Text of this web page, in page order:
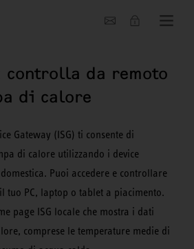
controlla da remoto
di calore
Gateway (ISG) ti consente di
di calore utilizzando i device
Puoi accedere e controllare
tuo PC, laptop o tablet a piacimento.
page ISG locale che mostra i dati
comprese le temperature medie di